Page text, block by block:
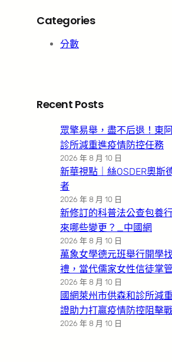
Categories
分數
Recent Posts
眾擎易舉，盡不后退！東
診所減重進疫情防控任務
2026 年 8 月 10 日
新華視點｜絲OSDER奧斯
者
2026 年 8 月 10 日
新修訂的科普法公查包養
來哪些變更？_中國網
2026 年 8 月 10 日
萬象女學德元班舉行開學
禮，當代儒家女性信徒掌
2026 年 8 月 10 日
國網萊州市供森和診所減
證助力打贏疫情防控阻擊
2026 年 8 月 10 日